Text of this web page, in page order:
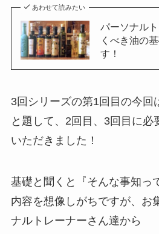
あわせて読みたい
パーソナル
くべき油の
す！
3回シリーズの第1回目の今回
と題して、2回目、3回目に必
いただきました！
基礎と聞くと『そんな事知っ
内容を想像しがちですが、お
ナルトレーナーさん達から